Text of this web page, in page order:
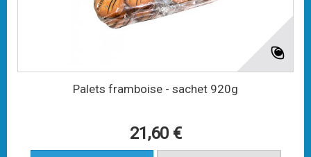
Palets framboise - sachet 920g
21,60 €